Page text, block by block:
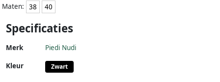
Maten:
38 40
Specificaties
Merk Piedi Nudi
Kleur Zwart